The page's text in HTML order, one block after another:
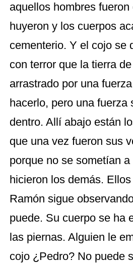
aquellos hombres
huyeron y los cuerpos
cementerio. Y el cojo se
con terror que la tierra
arrastrado por una
hacerlo, pero una fuerza
dentro. Allí abajo están
que una vez fueron sus
porque no se sometían
hicieron los demás.
Ramón sigue
puede. Su cuerpo se ha
las piernas. Alguien le
cojo ¿Pedro? No puede